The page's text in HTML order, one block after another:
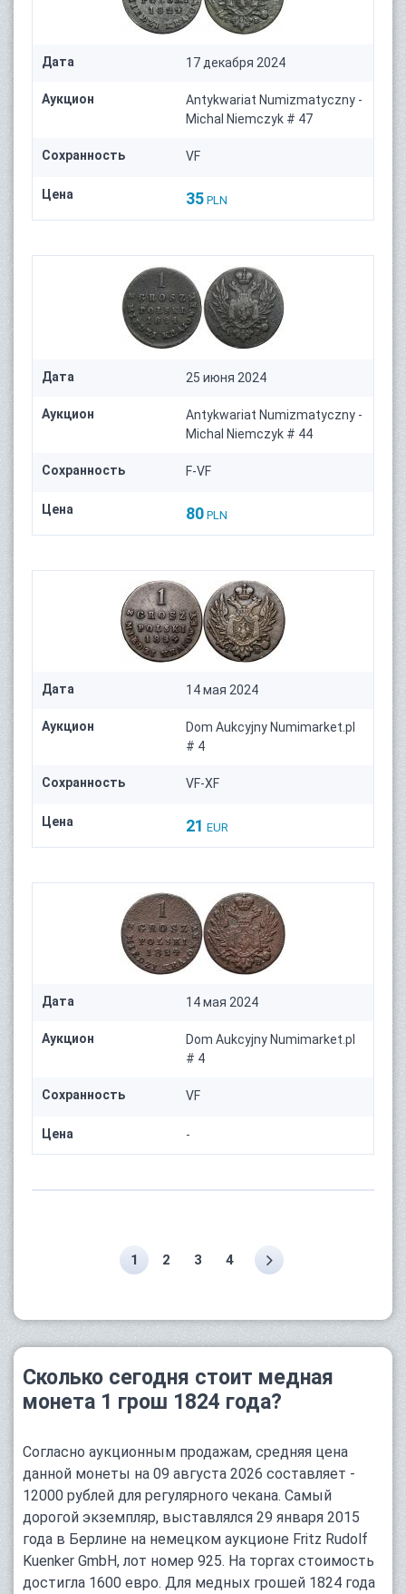
Дата 17 декабря 2024
Аукцион
Antykwariat Numizmatyczny -
Michal Niemczyk # 47
Сохранность VF
Цена 35 PLN
Дата 25 июня 2024
Аукцион
Antykwariat Numizmatyczny -
Michal Niemczyk # 44
Сохранность F-VF
Цена 80 PLN
Дата 14 мая 2024
Аукцион
Dom Aukcyjny Numimarket.pl
# 4
Сохранность VF-XF
Цена 21 EUR
Дата 14 мая 2024
Аукцион
Dom Aukcyjny Numimarket.pl
# 4
Сохранность VF
Цена -
1 2 3 4
Сколько сегодня стоит медная
монета 1 грош 1824 года?
Согласно аукционным продажам, средняя цена
данной монеты на 09 августа 2026 составляет -
12000 рублей для регулярного чекана. Самый
дорогой экземпляр, выставлялся 29 января 2015
года в Берлине на немецком аукционе Fritz Rudolf
Kuenker GmbH, лот номер 925. На торгах стоимость
достигла 1600 евро. Для медных грошей 1824 года